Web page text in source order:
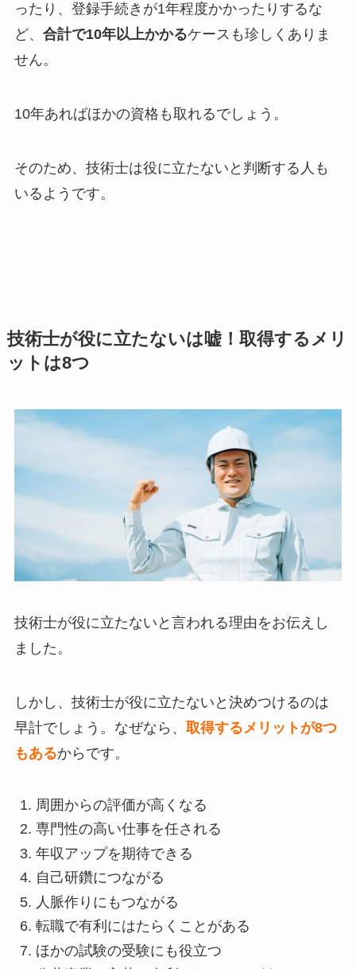
ったり、登録手続きが1年程度かかったりするな
ど、 合計で10年以上かかるケースも珍しくありま
せん。
10年あればほかの資格も取れるでしょう。
そのため、技術士は役に立たないと判断する人も
いるようです。
技術士が役に立たないは嘘！取得するメリ
ットは8つ
技術士が役に立たないと言われる理由をお伝えし
ました。
しかし、技術士が役に立たないと決めつけるのは
早計でしょう。なぜなら、 取得するメリットが8つ
もあるからです。
周囲からの評価が高くなる
専門性の高い仕事を任される
年収アップを期待できる
自己研鑽につながる
人脈作りにもつながる
転職で有利にはたらくことがある
ほかの試験の受験にも役立つ